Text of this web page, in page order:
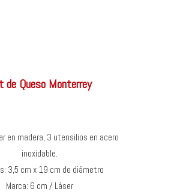
de Queso Monterrey
en madera, 3 utensilios en acero
inoxidable.
3,5 cm x 19 cm de diámetro
Marca: 6 cm / Láser